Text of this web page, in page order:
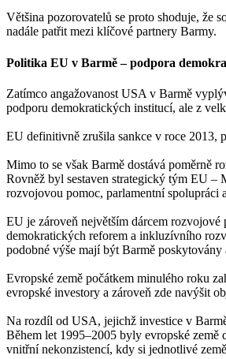
Většina pozorovatelů se proto shoduje, že
nadále patřit mezi klíčové partnery Barmy.
Politika EU v Barmě – podpora
Zatímco angažovanost USA v Barmě
podporu demokratických institucí, ale z
EU definitivně zrušila sankce v roce 2013,
Mimo to se však Barmě dostává poměrně
Rovněž byl sestaven strategický tým EU –
rozvojovou pomoc, parlamentní spolupráci
EU je zároveň největším dárcem
demokratických reforem a inkluzívního
podobné výše mají být Barmě
Evropské země počátkem minulého roku
evropské investory a zároveň zde navýšit
Na rozdíl od USA, jejichž investice v
Během let 1995–2005 byly evropské země
vnitřní nekonzistencí, kdy si jednotlivé